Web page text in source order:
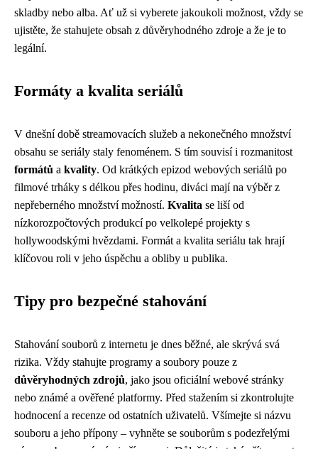
skladby nebo alba. Ať už si vyberete jakoukoli možnost, vždy se
ujistěte, že stahujete obsah z důvěryhodného zdroje a že je to
legální.
Formáty a kvalita seriálů
V dnešní době streamovacích služeb a nekonečného množství
obsahu se seriály staly fenoménem. S tím souvisí i rozmanitost
formátů a kvality. Od krátkých epizod webových seriálů po
filmové trháky s délkou přes hodinu, diváci mají na výběr z
nepřeberného množství možností. Kvalita se liší od
nízkorozpočtových produkcí po velkolepé projekty s
hollywoodskými hvězdami. Formát a kvalita seriálu tak hrají
klíčovou roli v jeho úspěchu a obliby u publika.
Tipy pro bezpečné stahování
Stahování souborů z internetu je dnes běžné, ale skrývá svá
rizika. Vždy stahujte programy a soubory pouze z
důvěryhodných zdrojů, jako jsou oficiální webové stránky
nebo známé a ověřené platformy. Před stažením si zkontrolujte
hodnocení a recenze od ostatních uživatelů. Všímejte si názvu
souboru a jeho přípony – vyhněte se souborům s podezřelými